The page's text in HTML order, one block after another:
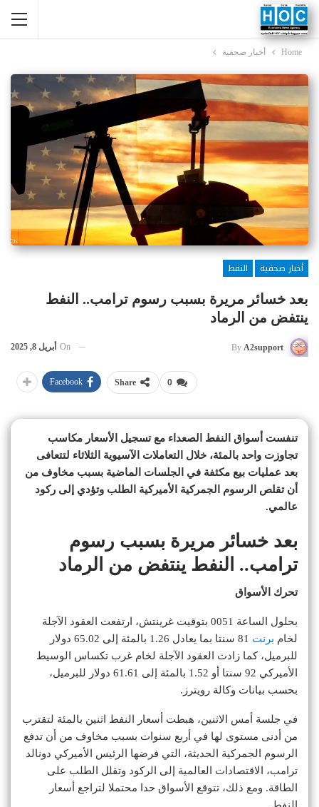
Home أخبار صحفية
أخبار صحفية
النفط
بعد خسائر مريرة بسبب رسوم ترامب.. النفط
ينتفض من الرماد
By A2support
On أبريل 8, 2025
0
Share
Facebook
تنفست أسواق النفط الصعداء مع تسجيل الأسعار مكاسب
تجاوزت واحد بالمئة، خلال التعاملات الآسيوية الثلاثاء لتتعافى
بعد عمليات بيع مكثفة في الجلسات الماضية بسبب مخاوف من
أن تقلص الرسوم الجمركية الأميركية الطلب وتؤدي إلى ركود
عالمي.
بعد خسائر مريرة بسبب رسوم
ترامب.. النفط ينتفض من الرماد
تحرك الأسواق
بحلول الساعة 0051 بتوقيت غرينتش، ارتفعت العقود الآجلة
لخام برنت
81 سنتا بما يعادل 1.26 بالمئة إلى 65.02 دولار
للبرميل، كما زادت العقود الآجلة لخام غرب تكساس الوسيط
الأميركي 92 سنتا أو 1.52 بالمئة إلى 61.61 دولار للبرميل،
بحسب بيانات وكالة رويترز.
في جلسة أمس الاثنين، هبطت أسعار النفط اثنين بالمئة لتقترب
من أدنى مستوى لها في أربع سنوات بسبب مخاوف من أن تدفع
الرسوم الجمركية الحديثة، التي فرضها الرئيس الأميركي دونالد
ترامب، الاقتصادات العالمية إلى الركود وتقلل الطلب على
الطاقة. ومع ذلك، تتوقع الأسواق حدا محتملا لتراجع أسعار